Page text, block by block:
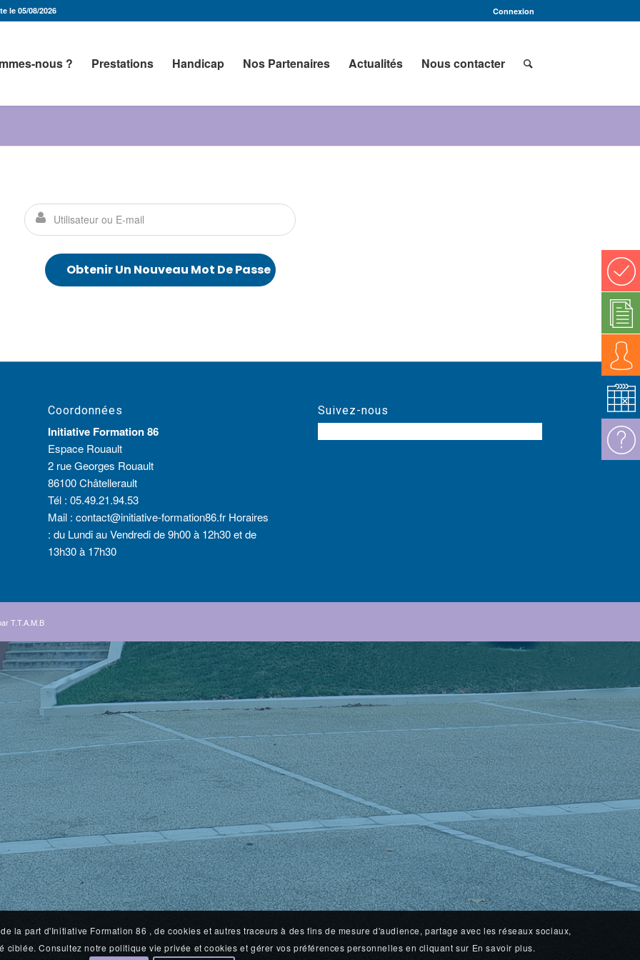
Connexion
le 05/08/2026
nous ? Prestations Handicap Nos Partenaires Actualités Nous contacter
Coordonnées
Initiative Formation 86
Espace Rouault
2 rue Georges Rouault
86100 Châtellerault
Tél :05.49.21.94.53
Mail :contact@initiative-formation86.fr Horaires
: du Lundi au Vendredi de 9h00 à 12h30 et de
13h30 à 17h30
Suivez-nous
T.T.A.M.B
la part d'Initiative Formation 86 , de cookies et autres traceurs à des fins de mesure d'audience, partage avec les réseaux sociaux,
Consultez notre politique vie privée et cookies et gérer vos préférences personnelles en cliquant sur En savoir plus.